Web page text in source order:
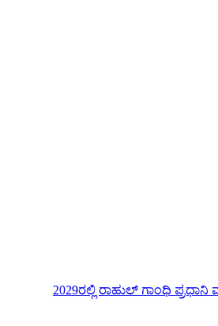
ಗಾಂಧಿ ಪ್ರಧಾನಿ ಮಾಡುವುದೇ ನಮ್ಮ ಗುರಿ: